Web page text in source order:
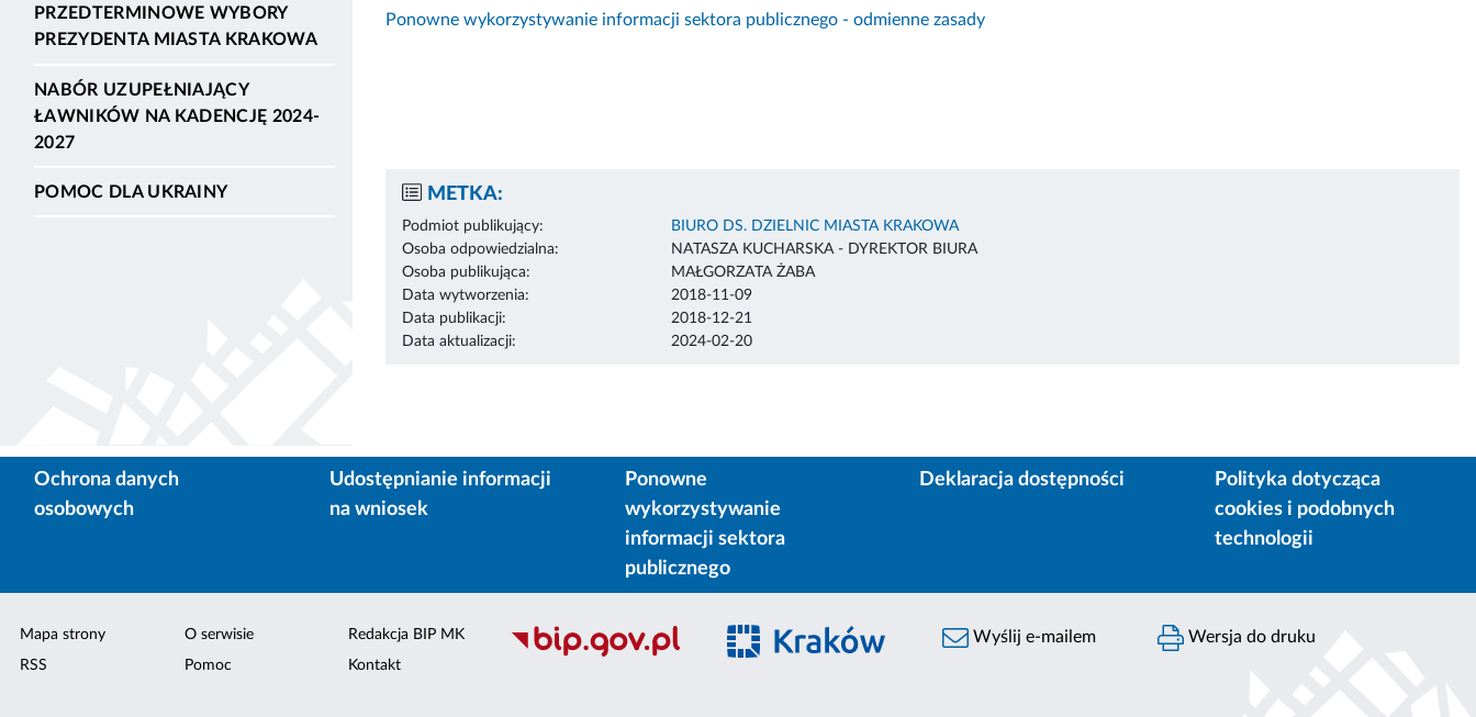
PRZEDTERMINOWE WYBORY
PREZYDENTA MIASTA KRAKOWA
NABÓR UZUPEŁNIAJĄCY
ŁAWNIKÓW NA KADENCJĘ 2024-
2027
POMOC DLA UKRAINY
Ponowne wykorzystywanie informacji sektora publicznego - odmienne zasady
METKA:
Podmiot publikujący:
BIURO DS. DZIELNIC MIASTA KRAKOWA
Osoba odpowiedzialna:
NATASZA KUCHARSKA - DYREKTOR BIURA
Osoba publikująca:
MAŁGORZATA ŻABA
Data wytworzenia:
2018-11-09
Data publikacji:
2018-12-21
Data aktualizacji:
2024-02-20
Ochrona danych
osobowych
Udostępnianie informacji
na wniosek
Ponowne
wykorzystywanie
informacji sektora
publicznego
Deklaracja dostępności
Polityka dotycząca
cookies i podobnych
technologii
Mapa strony
RSS
O serwisie
Pomoc
Redakcja BIP MK
Kontakt
Wyślij e-mailem Wersja do druku